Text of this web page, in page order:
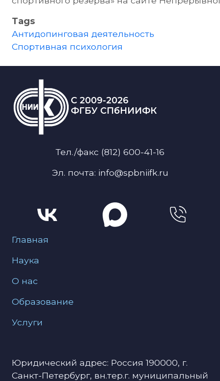
Tags
Антидопинговая деятельность
Спортивная психология
C 2009-2026
ФГБУ СПбНИИФК
Тел./факс (812) 600-41-16
Эл. почта: info@spbniifk.ru
Меню для подвала
Главная
Наука
О нас
Образование
Услуги
Юридический адрес: Россия 190000, г.
Санкт-Петербург, вн.тер.г. муниципальный